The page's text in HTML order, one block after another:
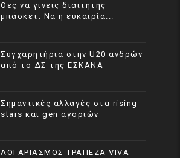
Θες να γίνεις διαιτητής
μπάσκετ; Να η ευκαιρία...
Συγχαρητήρια στην U20 ανδρών
από το ΔΣ της ΕΣΚΑΝΑ
Σημαντικές αλλαγές στα rising
stars και gen αγοριών
ΛΟΓΑΡΙΑΣΜΟΣ ΤΡΑΠΕΖΑ VIVA